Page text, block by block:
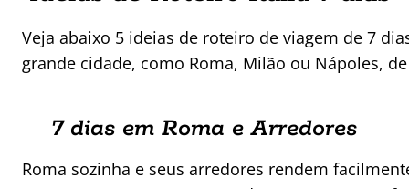
Veja abaixo 5 ideias de roteiro de viagem de 7
grande cidade, como Roma, Milão ou Nápoles,
7 dias em Roma e Arredores
Roma sozinha e seus arredores rendem